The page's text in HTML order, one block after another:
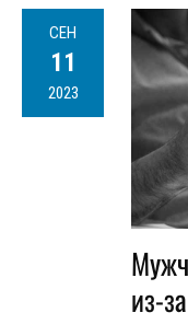
СЕН
11
2023
из-